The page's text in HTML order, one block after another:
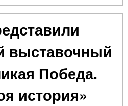
выставочный
Победа.
история»